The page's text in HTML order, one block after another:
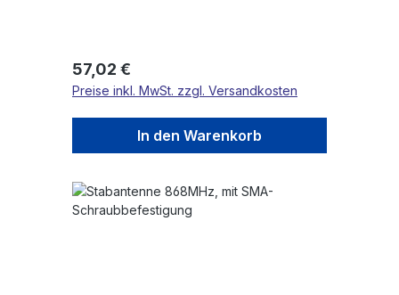
Regulärer Preis:
57,02 €
Preise inkl. MwSt. zzgl. Versandkosten
In den Warenkorb